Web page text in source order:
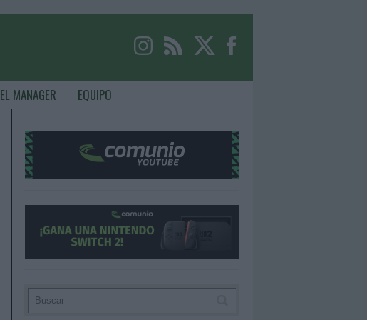
EL MANAGER EQUIPO